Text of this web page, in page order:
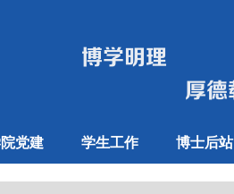
党建 学生工作 博士后站